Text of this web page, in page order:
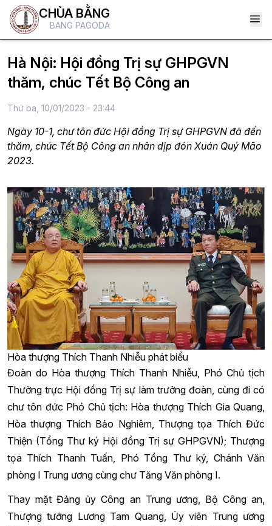
CHÙA BẰNG
BANG PAGODA
Hà Nội: Hội đồng Trị sự GHPGVN
thăm, chúc Tết Bộ Công an
Thứ ba, 10/01/2023 - 23:44
Ngày 10-1, chư tôn đức Hội đồng Trị sự GHPGVN đã đến
thăm, chúc Tết Bộ Công an nhân dịp đón Xuán Quý Mão
2023.
Hòa thượng Thích Thanh Nhiễu phát biểu
Đoàn do Hòa thượng Thích Thanh Nhiễu, Phó Chủ tịch
Thường trực Hội đồng Trị sự làm trưởng đoàn, cùng đi có
chư tôn đức Phó Chủ tịch: Hòa thượng Thích Gia Quang,
Hòa thượng Thích Bảo Nghiêm, Thượng tọa Thích Đức
Thiện (Tổng Thư ký Hội đồng Trị sự GHPGVN); Thượng
tọa Thích Thanh Tuấn, Phó Tổng Thư ký, Chánh Văn
phòng I Trung ương cùng chư Tăng Văn phòng I.
Thay mặt Đảng ủy Công an Trung ương, Bộ Công an,
Thượng tướng Lương Tam Quang, Ủy viên Trung ương